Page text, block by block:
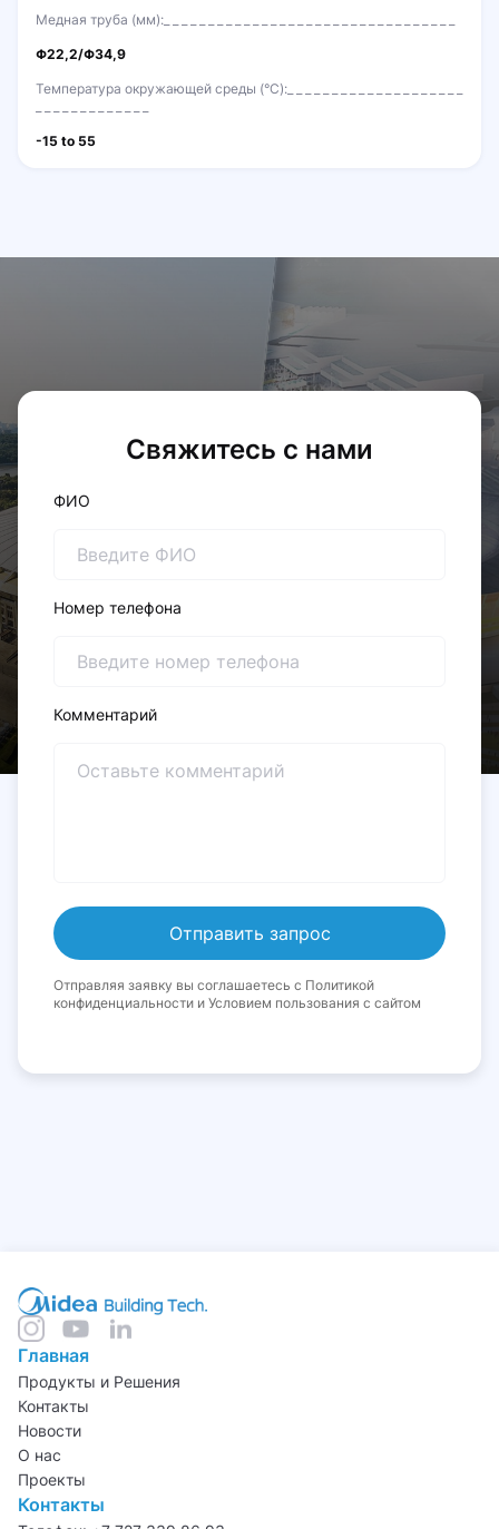
Медная труба (мм):
Φ22,2/Φ34,9
Температура окружающей среды (°C):
-15 to 55
Cвяжитесь с нами
ФИО
Номер телефона
Комментарий
Отправляя заявку вы соглашаетесь с Политикой
конфиденциальности и Условием пользования с сайтом
Главная
Продукты и Решения
Контакты
Новости
О нас
Проекты
Контакты